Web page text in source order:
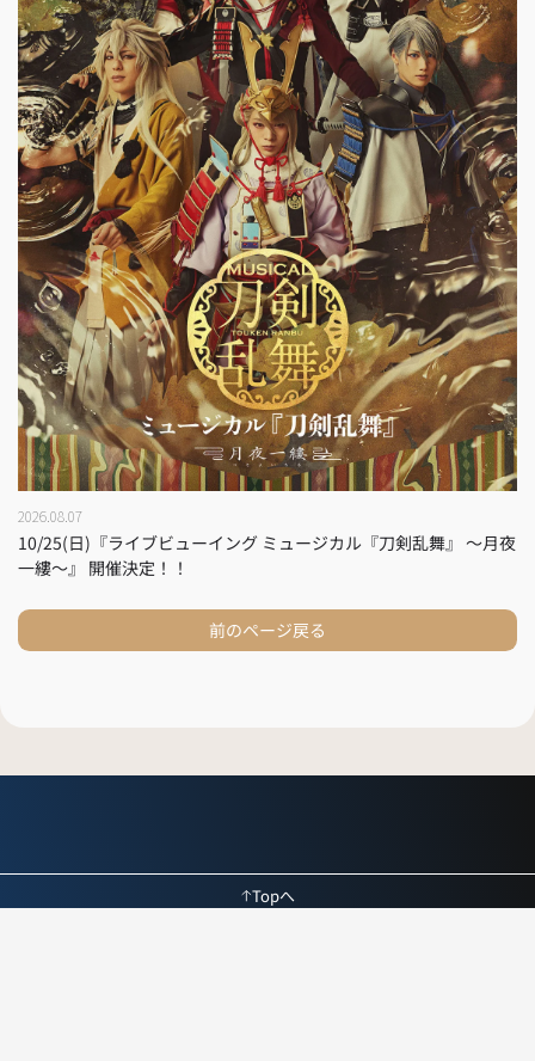
2026.08.07
10/25(日)『ライブビューイング ミュージカル『刀剣乱舞』 ～月夜
一縷～』 開催決定！！
前のページ戻る
Topへ